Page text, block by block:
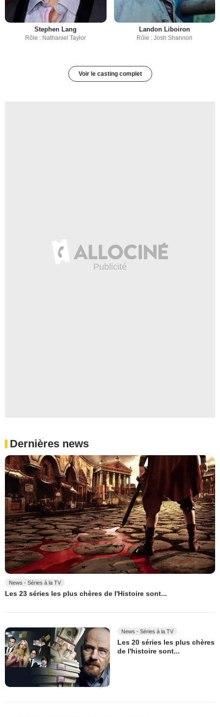
Stephen Lang
Rôle : Nathaniel Taylor
Landon Liboiron
Rôle : Josh Shannon
Voir le casting complet
Dernières news
News - Séries à la TV
Les 23 séries les plus chères de l'Histoire sont...
News - Séries à la TV
Les 20 séries les plus chères
de l'histoire sont...